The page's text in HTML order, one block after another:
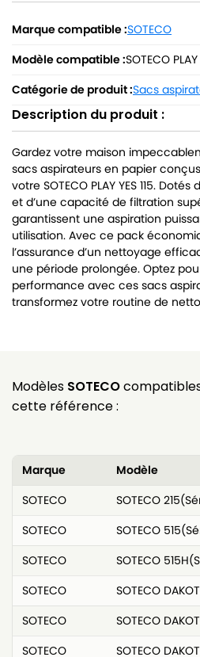
Marque compatible :SOTECO
Modèle compatible :SOTECO PLAY
Catégorie de produit :Sacs
Description du produit :
Gardez votre maison
sacs aspirateurs en papier
votre SOTECO PLAY YES 115.
et d’une capacité de filtration
garantissent une aspiration
utilisation. Avec ce pack
l’assurance d’un nettoyage
une période prolongée. Optez
performance avec ces sacs
transformez votre routine de
Modèles SOTECO
cette référence :
Marque
Modèle
SOTECO
SOTECO
SOTECO
SOTECO
SOTECO
SOTECO
SOTECO
SOTECO
SOTECO
SOTECO
SOTECO
SOTECO